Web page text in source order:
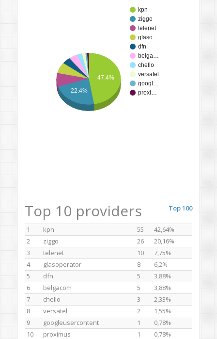
kpn
ziggo
telenet
glaso…
dfn
belga…
chello
versatel
googl…
proxi…
47.4%
22.4%
Top 100
Top 10 providers
1 kpn 55
42,64%
2
ziggo 26
20,16%
3
telenet 10
7,75%
4
glasoperator 8
6,2%
5
dfn 5
3,88%
6
belgacom 5
3,88%
7
chello 3
2,33%
8
versatel 2
1,55%
9
googleusercontent 1
0,78%
10
proximus 1
0,78%